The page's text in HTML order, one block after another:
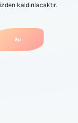
kaldırılacaktır.